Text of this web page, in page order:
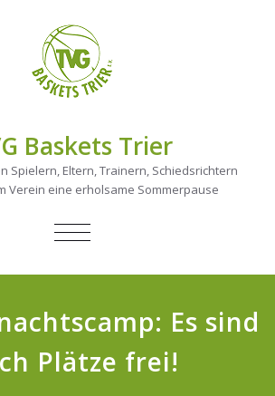
Baskets Trier
Spielern, Eltern, Trainern, Schiedsrichtern
Verein eine erholsame Sommerpause
NAVIGATION
Es sind
Plätze frei!